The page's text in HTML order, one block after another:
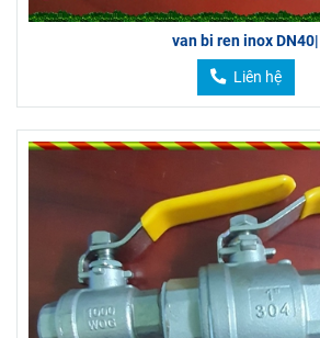
van bi ren inox DN40|
Liên hệ